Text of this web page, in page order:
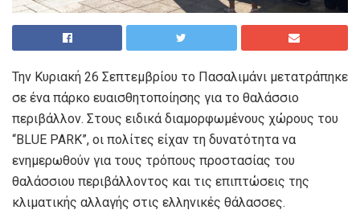
Την Κυριακή 26 Σεπτεμβρίου το Πασαλιμάνι μετατράπηκε
σε ένα πάρκο ευαισθητοποίησης για το θαλάσσιο
περιβάλλον. Στους ειδικά διαμορφωμένους χώρους του
“BLUE PARK”, οι πολίτες είχαν τη δυνατότητα να
ενημερωθούν για τους τρόπους προστασίας του
θαλάσσιου περιβάλλοντος και τις επιπτώσεις της
κλιματικής αλλαγής στις ελληνικές θάλασσες.